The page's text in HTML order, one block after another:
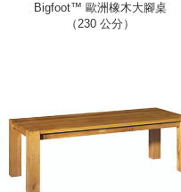
Bigfoot™ 歐洲橡木大腳桌
（230 公分）